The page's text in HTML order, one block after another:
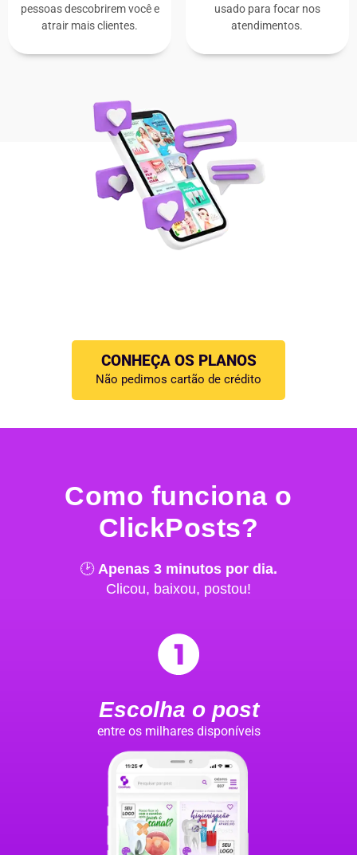
pessoas descobrirem você e
atrair mais clientes.
usado para focar nos
atendimentos.
CONHEÇA OS PLANOS
Não pedimos cartão de crédito
Como funciona o
ClickPosts?
🕑 Apenas 3 minutos por dia.
Clicou, baixou, postou!
Escolha o post
entre os milhares disponíveis